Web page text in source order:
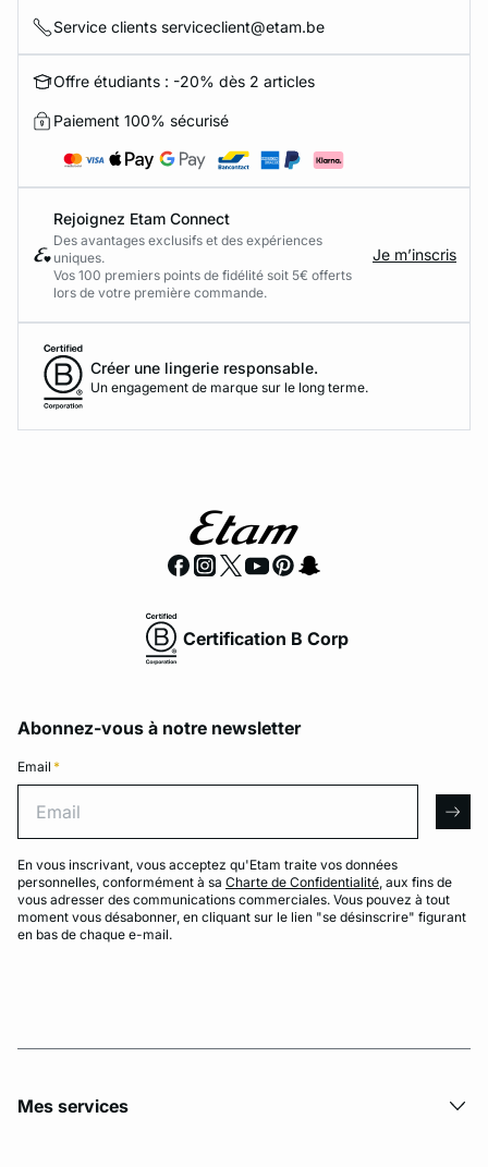
Service clients serviceclient@etam.be
Offre étudiants : -20% dès 2 articles
Paiement 100% sécurisé
Rejoignez Etam Connect
Des avantages exclusifs et des expériences
uniques.
Vos 100 premiers points de fidélité soit 5€ offerts
lors de votre première commande.​
Je m’inscris
Créer une lingerie responsable.
Un engagement de marque sur le long terme.
Certification B Corp
Abonnez-vous à notre newsletter
Email *
En vous inscrivant, vous acceptez qu'Etam traite vos données
personnelles, conformément à sa Charte de Confidentialité, aux fins de
vous adresser des communications commerciales. Vous pouvez à tout
moment vous désabonner, en cliquant sur le lien "se désinscrire" figurant
en bas de chaque e-mail.
Mes services